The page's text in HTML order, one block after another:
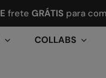
frete GRÁTIS para
COLLABS